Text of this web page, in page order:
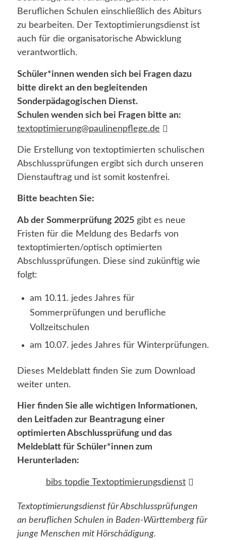
Beruflichen Schulen einschließlich des Abiturs
zu bearbeiten. Der Textoptimierungsdienst ist
auch für die organisatorische Abwicklung
verantwortlich.
Schüler*innen wenden sich bei Fragen dazu
bitte direkt an den begleitenden
Sonderpädagogischen Dienst.
Schulen wenden sich bei Fragen bitte an:
textoptimierung@paulinenpflege.de
Die Erstellung von textoptimierten schulischen
Abschlussprüfungen ergibt sich durch unseren
Dienstauftrag und ist somit kostenfrei.
Bitte beachten Sie:
Ab der Sommerprüfung 2025gibt es neue
Fristen für die Meldung des Bedarfs von
textoptimierten/optisch optimierten
Abschlussprüfungen. Diese sind zukünftig wie
folgt:
am 10.11. jedes Jahres für
Sommerprüfungen und berufliche
Vollzeitschulen
am 10.07. jedes Jahres für Winterprüfungen.
Dieses Meldeblatt finden Sie zum Download
weiter unten.
Hier finden Sie alle wichtigen Informationen,
den Leitfaden zur Beantragung einer
optimierten Abschlussprüfung und das
Meldeblatt für Schüler*innen zum
Herunterladen:
bibs topdie Textoptimierungsdienst
Textoptimierungsdienst für Abschlussprüfungen
an beruflichen Schulen in Baden-Württemberg für
junge Menschen mit Hörschädigung.